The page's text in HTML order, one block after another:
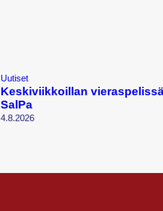
Uutiset
Keskiviikkoillan
SalPa
4.8.2026